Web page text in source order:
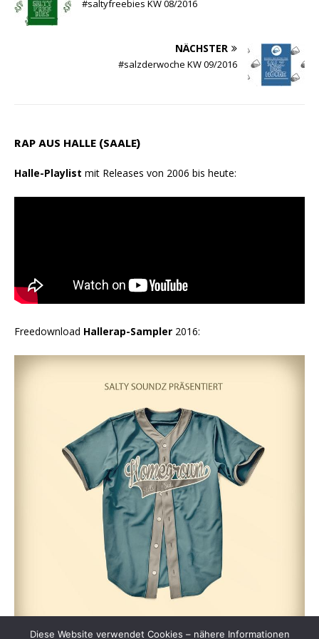
#saltyfreebies KW 08/2016
NÄCHSTER
#salzderwoche KW 09/2016
RAP AUS HALLE (SAALE)
Halle-Playlist mit Releases von 2006 bis heute:
Freedownload Hallerap-Sampler 2016:
Diese Website verwendet Cookies – nähere Informationen